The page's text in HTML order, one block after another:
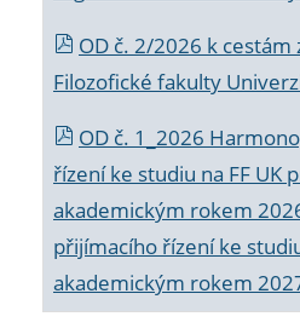
OD č. 2/2026 k cestám
Filozofické fakulty
OD č. 1_2026
řízení ke studiu na FF UK
akademickým rokem
přijímacího řízení ke
akademickým rokem